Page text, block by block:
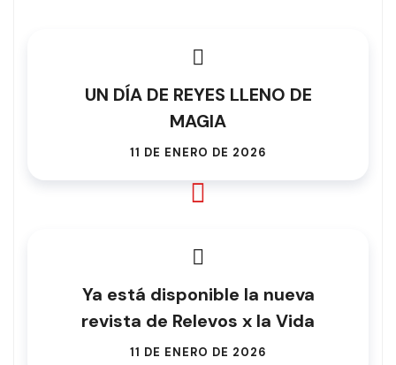
UN DÍA DE REYES LLENO DE
MAGIA
11 DE ENERO DE 2026
Ya está disponible la nueva
revista de Relevos x la Vida
11 DE ENERO DE 2026